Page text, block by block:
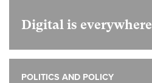
Digital is everywhere
POLITICS AND POLICY